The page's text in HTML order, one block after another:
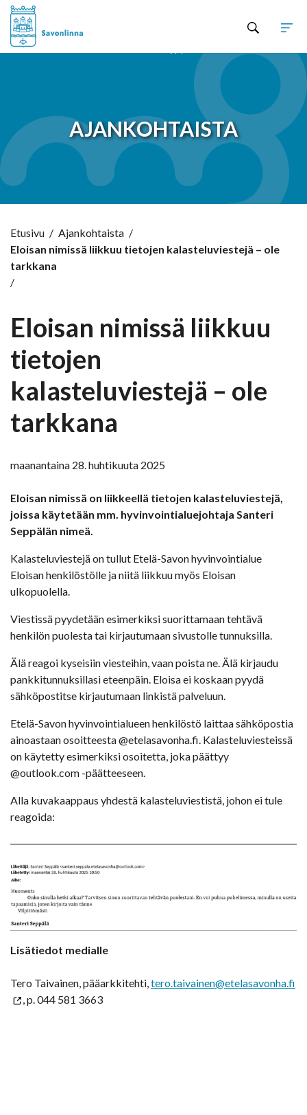
AJANKOHTAISTA
Etusivu / Ajankohtaista /
Eloisan nimissä liikkuu tietojen kalasteluviestejä – ole
tarkkana
/
Eloisan nimissä liikkuu
tietojen
kalasteluviestejä – ole
tarkkana
maanantaina 28. huhtikuuta 2025
Eloisan nimissä on liikkeellä tietojen kalasteluviestejä,
joissa käytetään mm. hyvinvointialuejohtaja Santeri
Seppälän nimeä.
Kalasteluviestejä on tullut Etelä-Savon hyvinvointialue
Eloisan henkilöstölle ja niitä liikkuu myös Eloisan
ulkopuolella.
Viestissä pyydetään esimerkiksi suorittamaan tehtävä
henkilön puolesta tai kirjautumaan sivustolle tunnuksilla.
Älä reagoi kyseisiin viesteihin, vaan poista ne. Älä kirjaudu
pankkitunnuksillasi eteenpäin. Eloisa ei koskaan pyydä
sähköpostitse kirjautumaan linkistä palveluun.
Etelä-Savon hyvinvointialueen henkilöstö laittaa sähköpostia
ainoastaan osoitteesta @etelasavonha.fi. Kalasteluviesteissä
on käytetty esimerkiksi osoitetta, joka päättyy
@outlook.com -päätteeseen.
Alla kuvakaappaus yhdestä kalasteluviestistä, johon ei tule
reagoida:
Lisätiedot medialle
Tero Taivainen, pääarkkitehti,tero.taivainen@etelasavonha.fi
, p. 044 581 3663